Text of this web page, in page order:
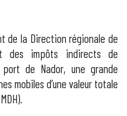
de la Direction régionale de
des impôts indirects de
de Nador, une grande
mobiles d’une valeur totale